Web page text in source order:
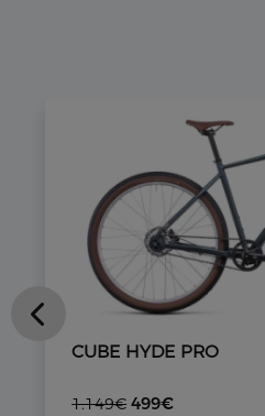
CUBE HYDE PRO
1.149€ 499€